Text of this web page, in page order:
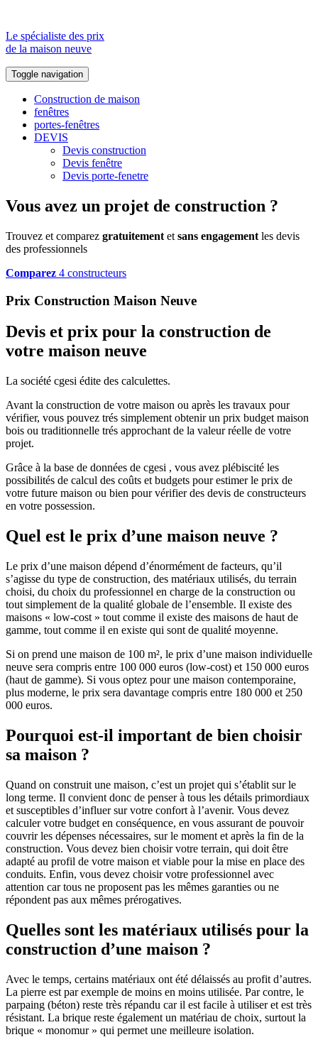
Le spécialiste des prix
de la maison neuve
Toggle navigation
Construction de maison
fenêtres
portes-fenêtres
DEVIS
Devis construction
Devis fenêtre
Devis porte-fenetre
Vous avez un projet de construction ?
Trouvez et comparez gratuitement et sans engagement les devis
des professionnels
Comparez 4 constructeurs
Prix Construction Maison Neuve
Devis et prix pour la construction de
votre maison neuve
La société cgesi édite des calculettes.
Avant la construction de votre maison ou après les travaux pour
vérifier, vous pouvez trés simplement obtenir un prix budget maison
bois ou traditionnelle trés approchant de la valeur réelle de votre
projet.
Grâce à la base de données de cgesi , vous avez plébiscité les
possibilités de calcul des coûts et budgets pour estimer le prix de
votre future maison ou bien pour vérifier des devis de constructeurs
en votre possession.
Quel est le prix d’une maison neuve ?
Le prix d’une maison dépend d’énormément de facteurs, qu’il
s’agisse du type de construction, des matériaux utilisés, du terrain
choisi, du choix du professionnel en charge de la construction ou
tout simplement de la qualité globale de l’ensemble. Il existe des
maisons « low-cost » tout comme il existe des maisons de haut de
gamme, tout comme il en existe qui sont de qualité moyenne.
Si on prend une maison de 100 m², le prix d’une maison individuelle
neuve sera compris entre 100 000 euros (low-cost) et 150 000 euros
(haut de gamme). Si vous optez pour une maison contemporaine,
plus moderne, le prix sera davantage compris entre 180 000 et 250
000 euros.
Pourquoi est-il important de bien choisir
sa maison ?
Quand on construit une maison, c’est un projet qui s’établit sur le
long terme. Il convient donc de penser à tous les détails primordiaux
et susceptibles d’influer sur votre confort à l’avenir. Vous devez
calculer votre budget en conséquence, en vous assurant de pouvoir
couvrir les dépenses nécessaires, sur le moment et après la fin de la
construction. Vous devez bien choisir votre terrain, qui doit être
adapté au profil de votre maison et viable pour la mise en place des
conduits. Enfin, vous devez choisir votre professionnel avec
attention car tous ne proposent pas les mêmes garanties ou ne
répondent pas aux mêmes prérogatives.
Quelles sont les matériaux utilisés pour la
construction d’une maison ?
Avec le temps, certains matériaux ont été délaissés au profit d’autres.
La pierre est par exemple de moins en moins utilisée. Par contre, le
parpaing (béton) reste très répandu car il est facile à utiliser et est très
résistant. La brique reste également un matériau de choix, surtout la
brique « monomur » qui permet une meilleure isolation.